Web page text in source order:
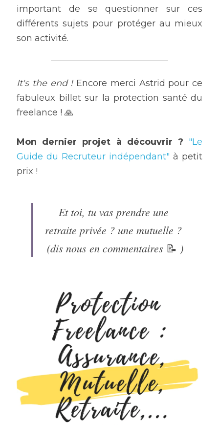
important de se questionner sur ces
différents sujets pour protéger au mieux
son activité.
It's the end ! Encore merci Astrid pour ce
fabuleux billet sur la protection santé du
freelance ! 🙏
Mon dernier projet à découvrir ? "Le
Guide du Recruteur indépendant" à petit
prix !
Et toi, tu vas prendre une
retraite privée ? une mutuelle ?
(dis nous en commentaires 📝 )